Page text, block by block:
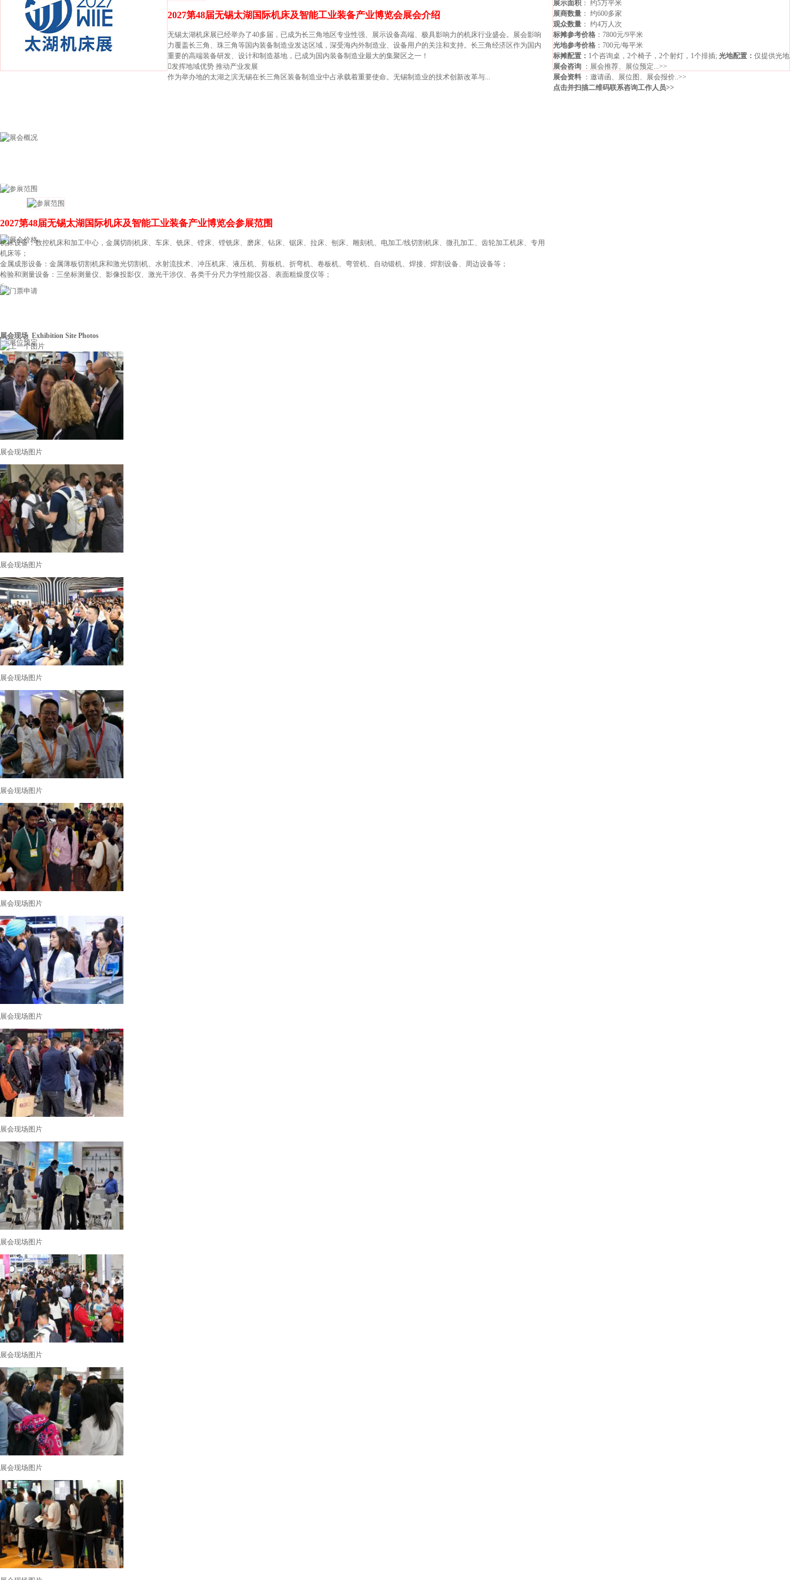
展示面积 ： 约5万平米
展商数量 ： 约600多家
观众数量 ： 约4万人次
标摊参考价格 ：7800元/9平米
光地参考价格 ：700元/每平米
标摊配置： 1个咨询桌，2个椅子，2个射灯，1个排插; 光地配置： 仅提供光地
展会咨询 ：展会推荐、展位预定...>>
展会资料 ：邀请函、展位图、展会报价..>>
点击并扫描二维码联系咨询工作人员>>
2027第48届无锡太湖国际机床及智能工业装备产业博览会展会介绍
无锡太湖机床展已经举办了40多届，已成为长三角地区专业性强、展示设备高端、极具影响力的机床行业盛会。展会影响
力覆盖长三角、珠三角等国内装备制造业发达区域，深受海内外制造业、设备用户的关注和支持。长三角经济区作为国内
重要的高端装备研发、设计和制造基地，已成为国内装备制造业最大的集聚区之一！
发挥地域优势 推动产业发展
作为举办地的太湖之滨无锡在长三角区装备制造业中占承载着重要使命。无锡制造业的技术创新改革与...
参展范围
2027第48届无锡太湖国际机床及智能工业装备产业博览会参展范围
机床设备：数控机床和加工中心，金属切削机床、车床、铣床、镗床、镗铣床、磨床、钻床、锯床、拉床、刨床、雕刻机、电加工/线切割机床、微孔加工、齿轮加工机床、专用
机床等；
金属成形设备：金属薄板切割机床和激光切割机、水射流技术、冲压机床、液压机、剪板机、折弯机、卷板机、弯管机、自动锻机、焊接、焊割设备、周边设备等；
检验和测量设备：三坐标测量仪、影像投影仪、激光干涉仪、各类千分尺力学性能仪器、表面粗燥度仪等；
<...
展会现场 Exhibition Site Photos
展会现场图片
展会现场图片
展会现场图片
展会现场图片
展会现场图片
展会现场图片
展会现场图片
展会现场图片
展会现场图片
展会现场图片